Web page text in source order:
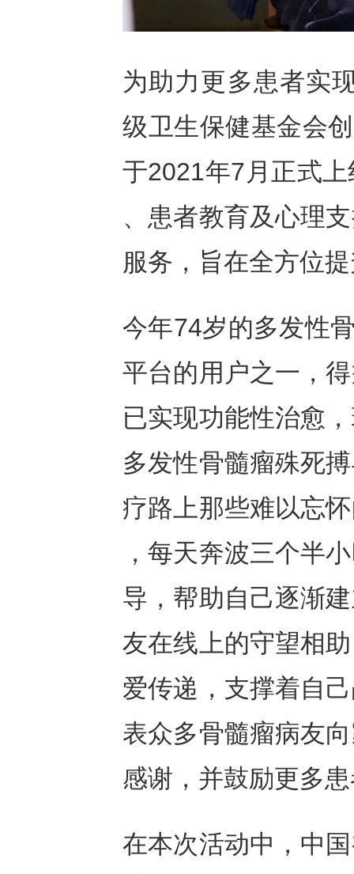
为助力更多患者实
级卫生保健基金会
于2021年7月正式
、患者教育及心理
服务，旨在全方位
今年74岁的多发性
平台的用户之一，
已实现功能性治愈
多发性骨髓瘤殊死
疗路上那些难以忘
，每天奔波三个半
导，帮助自己逐渐
友在线上的守望相
爱传递，支撑着自
表众多骨髓瘤病友
感谢，并鼓励更多
在本次活动中，中